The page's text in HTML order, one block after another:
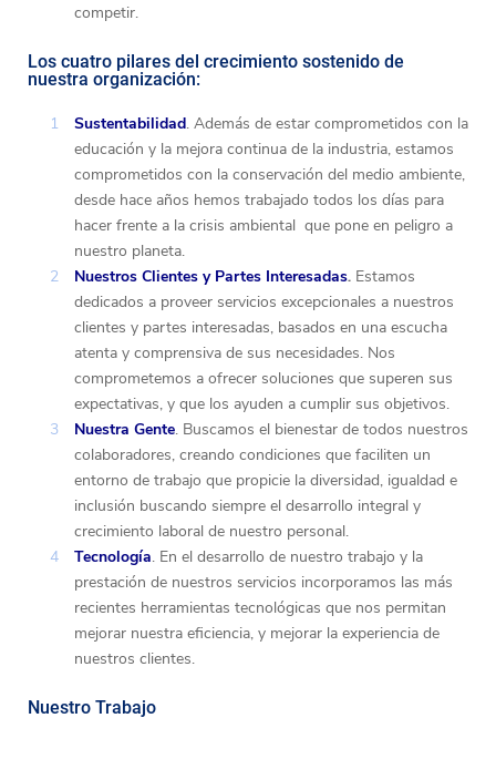
competir.
Los cuatro pilares del crecimiento sostenido de
nuestra organización:
Sustentabilidad. Además de estar comprometidos con la
educación y la mejora continua de la industria, estamos
comprometidos con la conservación del medio ambiente,
desde hace años hemos trabajado todos los días para
hacer frente a la crisis ambiental que pone en peligro a
nuestro planeta.
Nuestros Clientes y Partes Interesadas. Estamos
dedicados a proveer servicios excepcionales a nuestros
clientes y partes interesadas, basados en una escucha
atenta y comprensiva de sus necesidades. Nos
comprometemos a ofrecer soluciones que superen sus
expectativas, y que los ayuden a cumplir sus objetivos.
Nuestra Gente. Buscamos el bienestar de todos nuestros
colaboradores, creando condiciones que faciliten un
entorno de trabajo que propicie la diversidad, igualdad e
inclusión buscando siempre el desarrollo integral y
crecimiento laboral de nuestro personal.
Tecnología. En el desarrollo de nuestro trabajo y la
prestación de nuestros servicios incorporamos las más
recientes herramientas tecnológicas que nos permitan
mejorar nuestra eficiencia, y mejorar la experiencia de
nuestros clientes.
Nuestro Trabajo